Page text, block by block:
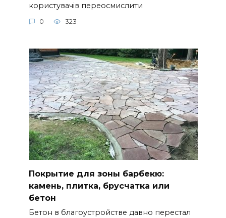
користувачів переосмислити
0 323
Покрытие для зоны барбекю:
камень, плитка, брусчатка или
бетон
Бетон в благоустройстве давно перестал